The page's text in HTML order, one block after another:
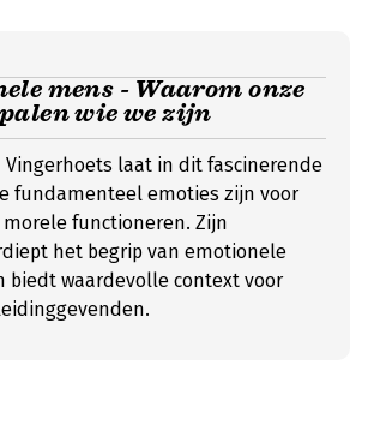
mens - Waarom onze
wie we zijn
Vingerhoets laat in dit fascinerende
fundamenteel emoties zijn voor
functioneren. Zijn
het begrip van emotionele
biedt waardevolle context voor